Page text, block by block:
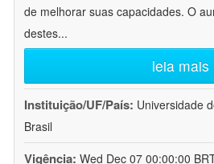
de melhorar suas capacidades. O
destes...
leia mais
Instituição/UF/País: Universidade
Brasil
Vigência: Wed Dec 07 00:00:00